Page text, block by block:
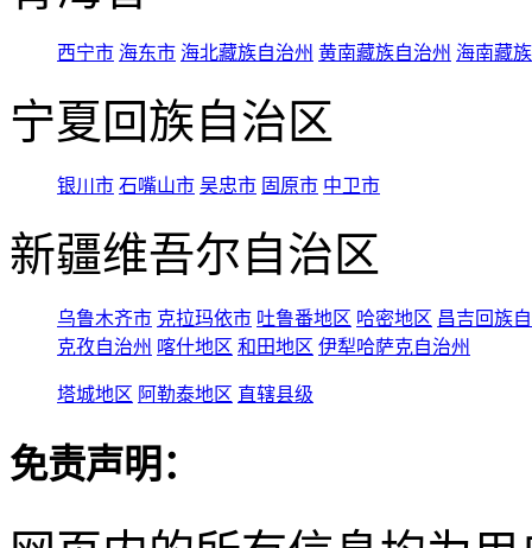
西宁市 海东市 海北藏族自治州 黄南藏族自治州 海南藏
宁夏回族自治区
银川市 石嘴山市 吴忠市 固原市 中卫市
新疆维吾尔自治区
乌鲁木齐市 克拉玛依市 吐鲁番地区 哈密地区 昌吉回族
克孜自治州 喀什地区 和田地区 伊犁哈萨克自治州
塔城地区 阿勒泰地区 直辖县级
免责声明：